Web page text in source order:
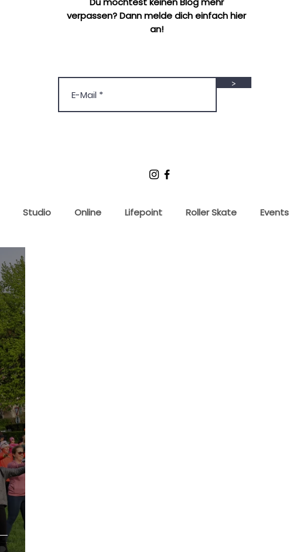
verpassen? Dann melde dich einfach hier
an!
>
Studio Online Lifepoint Roller Skate Events